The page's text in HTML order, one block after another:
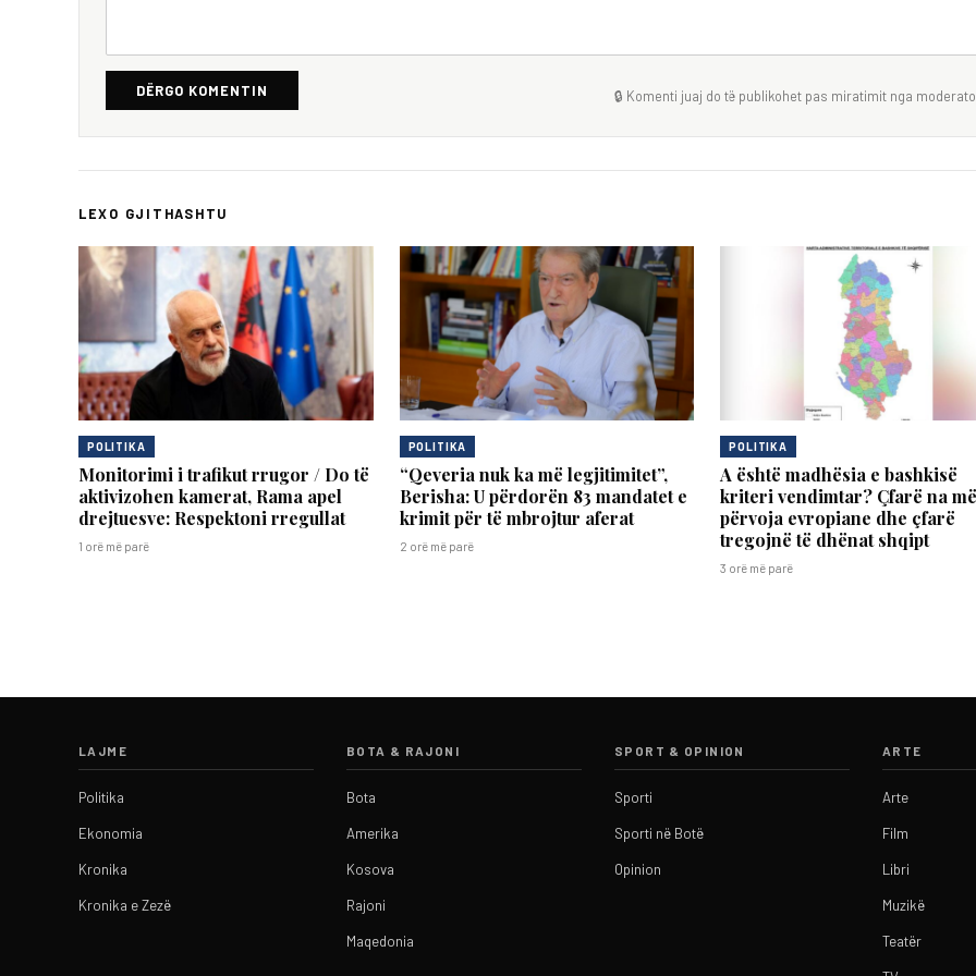
DËRGO KOMENTIN 🔒 Komenti juaj do të publikohet pas miratimit nga
LEXO GJITHASHTU
POLITIKA
Monitorimi i trafikut rrugor / Do të
aktivizohen kamerat, Rama apel
drejtuesve: Respektoni rregullat
1 orë më parë
POLITIKA
“Qeveria nuk ka më legjitimitet”,
Berisha: U përdorën 83 mandatet e
krimit për të mbrojtur aferat
2 orë më parë
POLITIKA
A është madhësia e bashkisë
kriteri vendimtar? Çfarë na
përvoja evropiane dhe çfarë
tregojnë të dhënat shqipt
3 orë më parë
LAJME
Politika
Ekonomia
Kronika
Kronika e Zezë
BOTA & RAJONI
Bota
Amerika
Kosova
Rajoni
Maqedonia
SPORT & OPINION
Sporti
Sporti në Botë
Opinion
ARTE
Arte
Film
Libri
Muzikë
Teatër